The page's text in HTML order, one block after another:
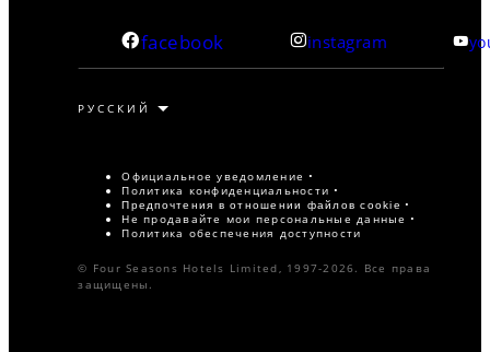
facebook instagram
Официальное уведомление
Политика конфиденциальности
Предпочтения в отношении файлов cookie
Не продавайте мои персональные данные
Политика обеспечения доступности
© Four Seasons Hotels Limited, 1997-2026. Все права
защищены.